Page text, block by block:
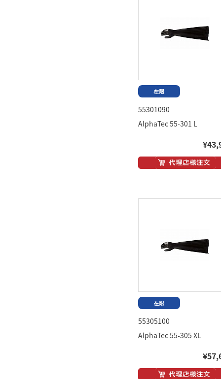
55301090
AlphaTec 55-301 L
55305100
AlphaTec 55-305 XL